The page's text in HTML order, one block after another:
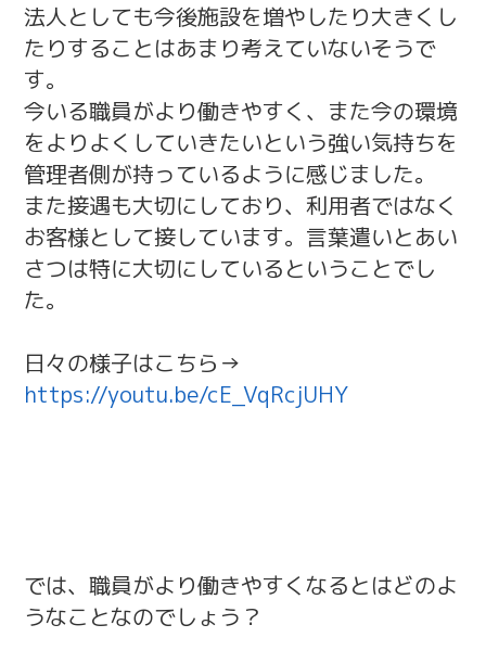
法人としても今後施設を増やしたり大きくし
たりすることはあまり考えていないそうで
す。
今いる職員がより働きやすく、また今の環境
をよりよくしていきたいという強い気持ちを
管理者側が持っているように感じました。
また接遇も大切にしており、利用者ではなく
お客様として接しています。言葉遣いとあい
さつは特に大切にしているということでし
た。
日々の様子はこちら→
https://youtu.be/cE_VqRcjUHY
では、職員がより働きやすくなるとはどのよ
うなことなのでしょう？